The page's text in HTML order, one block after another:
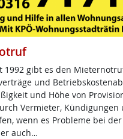
1992 gibt es den
und
und Höhe von
Ver­mie­ter,
wenn es Pro­b­le­me bei
auch…